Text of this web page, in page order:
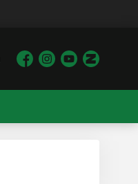
FacebookInstagramYouTubeZonerama